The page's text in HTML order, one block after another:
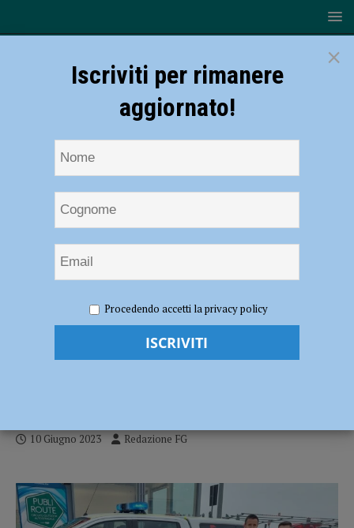
alluvionata: al via una raccolta fondi insieme ad Anpas
La comunità macedone per la Romagna
10 Giugno 2023 Redazione FG
×
Iscriviti per rimanere
aggiornato!
Procedendo accetti la privacy policy